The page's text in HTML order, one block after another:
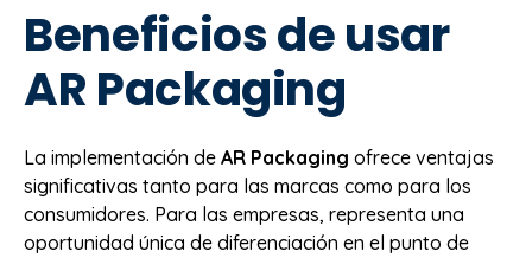
Beneficios de usar
AR Packaging
La implementación de AR Packaging ofrece ventajas
significativas tanto para las marcas como para los
consumidores. Para las empresas, representa una
oportunidad única de diferenciación en el punto de